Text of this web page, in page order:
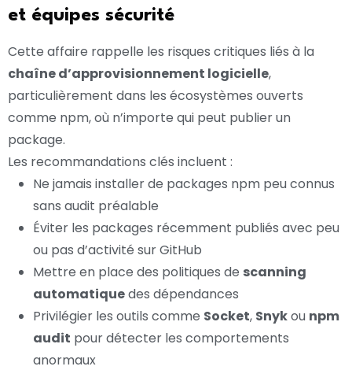
et équipes sécurité
Cette affaire rappelle les risques critiques liés à la
chaîne d’approvisionnement logicielle,
particulièrement dans les écosystèmes ouverts
comme npm, où n’importe qui peut publier un
package.
Les recommandations clés incluent :
Ne jamais installer de packages npm peu connus
sans audit préalable
Éviter les packages récemment publiés avec peu
ou pas d’activité sur GitHub
Mettre en place des politiques de scanning
automatiquedes dépendances
Privilégier les outils comme Socket, Snykou npm
audit pour détecter les comportements
anormaux